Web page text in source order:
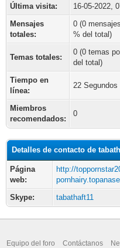
Última visita:
16-05-2022,
Mensajes
totales:
0 (0
% del total)
Temas totales:
0 (0 temas
del total)
Tiempo en
línea:
22 Segundos
Miembros
recomendados:
0
Detalles de contacto de
Página
web:
http://
Skype:
tabathaft11
Equipo del foro Contáctanos